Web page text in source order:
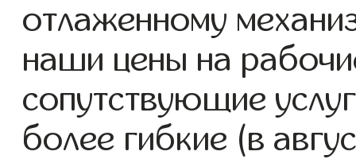
отлаженному
наши цены на
сопутствующие
более гибкие (в